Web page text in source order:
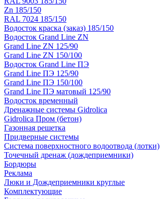
Zn 185/150
RAL 7024 185/150
Водосток краска (заказ) 185/150
Водосток Grand Line ZN
Grand Line ZN 125/90
Grand Line ZN 150/100
Водосток Grand Line ПЭ
Grand Line ПЭ 125/90
Grand Line ПЭ 150/100
Grand Line ПЭ матовый 125/90
Водосток временный
Дренажные системы Gidrolica
Gidrolica Пром (бетон)
Газонная решетка
Придверные системы
Система поверхностного водоотвода (лотки)
Точечный дренаж (дождеприемники)
Бордюры
Рекламa
Люки и Дождеприемники круглые
Комплектующие